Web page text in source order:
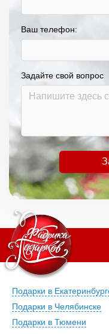
Ваш телефон:
Задайте свой вопрос
Подарки в
Подарки в Челябинске
Подарки в Тюмени